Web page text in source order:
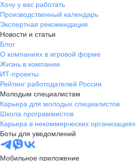
Хочу у вас работать
Производственный календарь
Экспертная рекомендация
Новости и статьи
Блог
О компаниях в игровой форме
Жизнь в компании
ИТ-проекты
Рейтинг работодателей России
Молодым специалистам
Карьера для молодых специалистов
Школа программистов
Карьера в некоммерческих организациях
Боты для уведомлений
Мобильное приложение